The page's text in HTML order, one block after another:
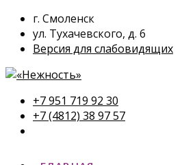
г. Смоленск
ул. Тухачевского, д. 6
Версия для слабовидящих
+7 951 719 92 30
+7 (4812) 38 97 57